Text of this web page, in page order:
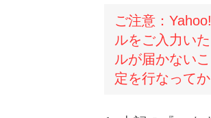
ご注意：
ルをご入力い
ルが届かない
定を行なって